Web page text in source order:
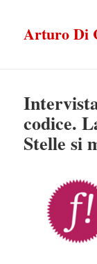
Arturo Di
codice.
Stelle si